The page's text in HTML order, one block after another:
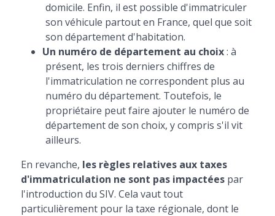
domicile. Enfin, il est possible d'immatriculer
son véhicule partout en France, quel que soit
son département d'habitation.
Un numéro de département au choix: à
présent, les trois derniers chiffres de
l'immatriculation ne correspondent plus au
numéro du département. Toutefois, le
propriétaire peut faire ajouter le numéro de
département de son choix, y compris s'il vit
ailleurs.
En revanche, les règles relatives aux taxes
d'immatriculation ne sont pas impactéespar
l'introduction du SIV. Cela vaut tout
particulièrement pour la taxe régionale, dont le